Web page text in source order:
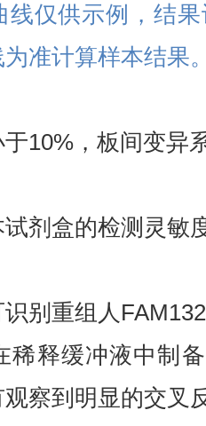
线仅供示例，结
准计算样本结果
10%，板间变异
剂盒的检测灵敏
别重组 人
稀释缓冲液中制
察到明显的交叉